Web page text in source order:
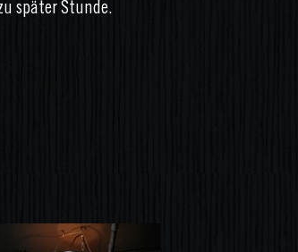
später Stunde.